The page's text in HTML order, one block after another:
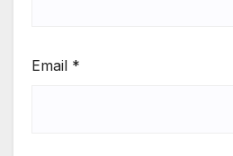
Email *